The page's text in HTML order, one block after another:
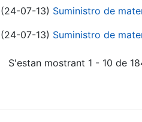
(24-07-13) Suministro de
(24-07-13) Suministro de
S'estan mostrant 1 - 10 de